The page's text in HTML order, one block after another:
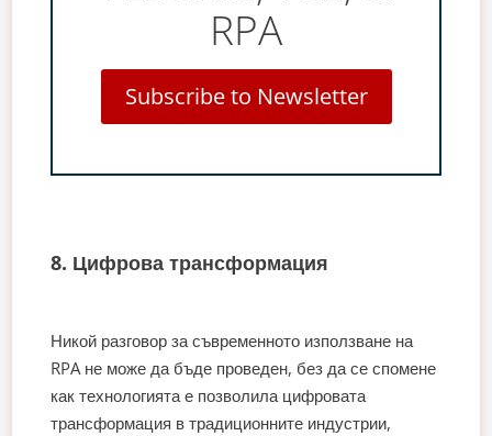
RPA
Subscribe to Newsletter
8. Цифрова трансформация
Никой разговор за съвременното използване на
RPA не може да бъде проведен, без да се спомене
как технологията е позволила цифровата
трансформация в традиционните индустрии,